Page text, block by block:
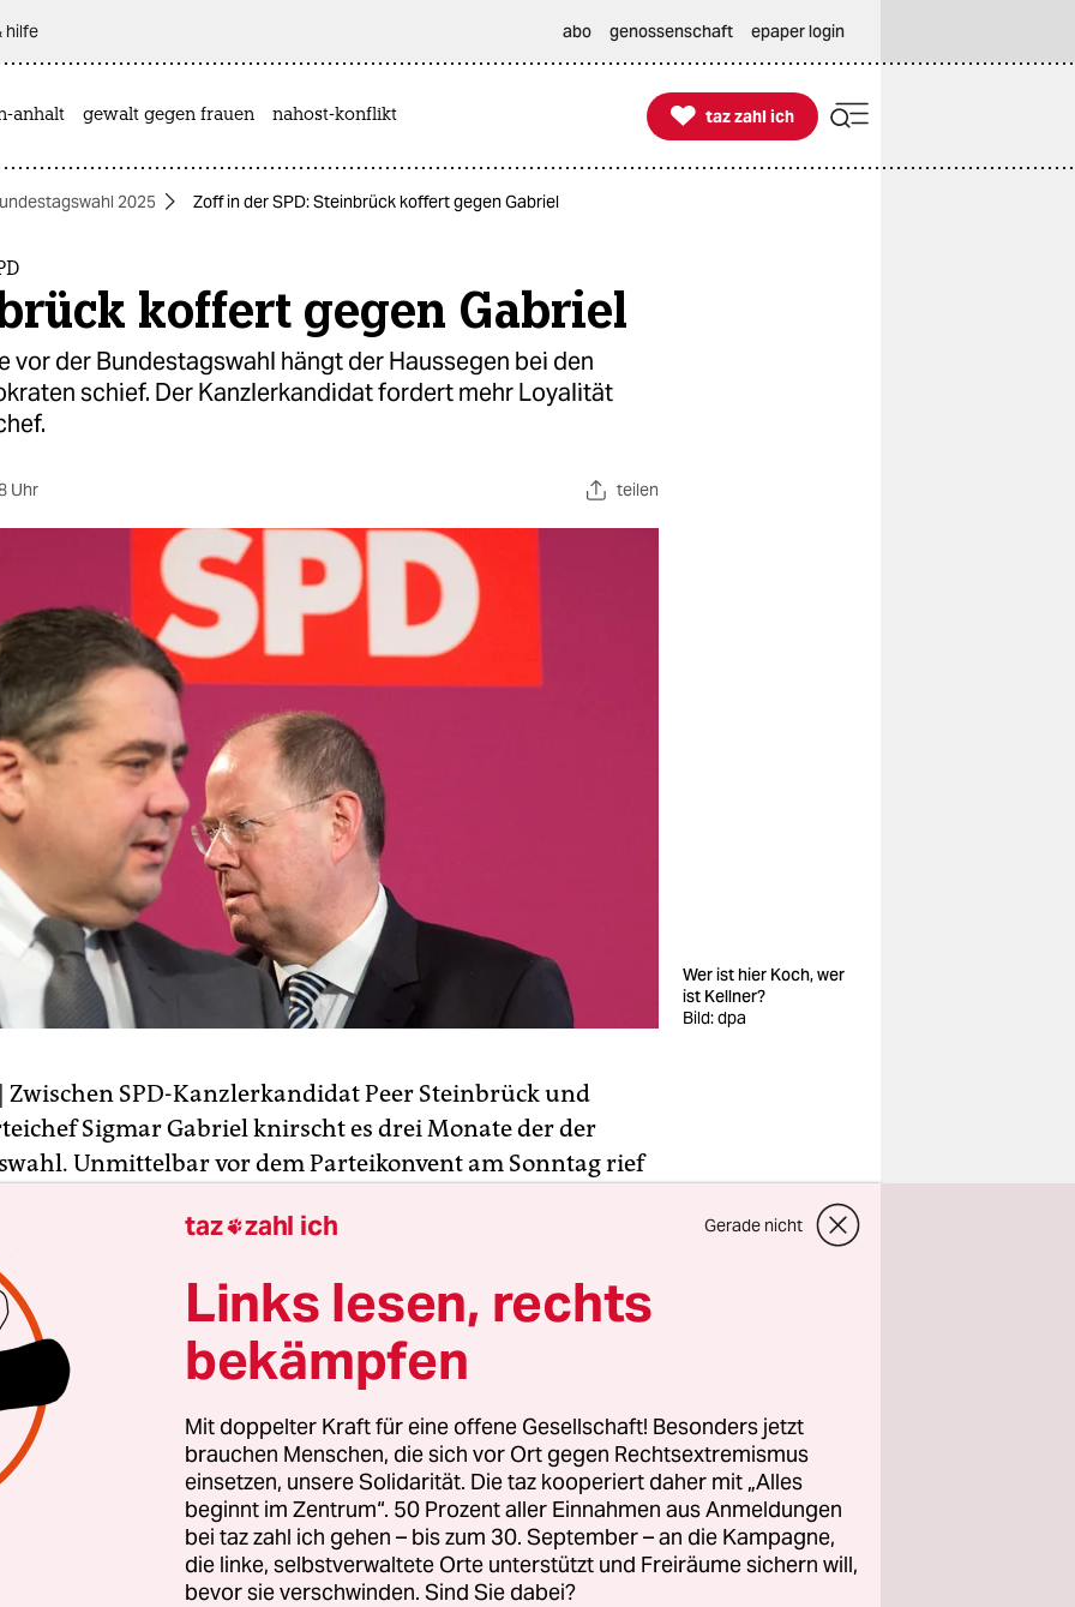
hilfe abo genossenschaft epaper login
anhalt gewalt gegen frauen nahost-konflikt 
taz zahl ich
taz zahl ich
2025 Zoff in der SPD: Steinbrück koffert gegen Gabriel
koffert gegen Gabriel
vor der Bundestagswahl hängt der Haussegen bei den
schief. Der Kanzlerkandidat fordert mehr Loyalität
Uhr teilen
Wer ist hier Koch, wer
ist Kellner?
Bild: dpa
Zwischen SPD-Kanzlerkandidat Peer Steinbrück und
Sigmar Gabriel knirscht es drei Monate der der
Unmittelbar vor dem Parteikonvent am Sonntag rief
auch die Unterstützung von Gabriel ein.
deshalb, dass sich alle - auch der Parteivorsitzende - in
100 Tagen konstruktiv und loyal hinter den
und die Kampagne stellen“, sagte er dem
eine Auseinandersetzung in der SPD-Fraktion Bezug
und erklärt: „Situationen wie am vergangenen Dienstag
nicht wiederholen“.
taz zahl ich Gerade nicht
Links lesen, rechts
bekämpfen
Mit doppelter Kraft für eine offene Gesellschaft! Besonders jetzt
brauchen Menschen, die sich vor Ort gegen Rechtsextremismus
einsetzen, unsere Solidarität. Die taz kooperiert daher mit „Alles
beginnt im Zentrum“. 50 Prozent aller Einnahmen aus Anmeldungen
bei taz zahl ich gehen – bis zum 30. September – an die Kampagne,
die linke, selbstverwaltete Orte unterstützt und Freiräume sichern will,
bevor sie verschwinden. Sind Sie dabei?